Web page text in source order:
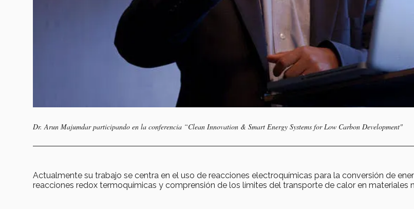
Dr. Arun Majumdar participando en la conferencia “Clean Innovation & Smart Energy Systems for Low Carbon Development"
Actualmente su trabajo se centra en el uso de reacciones electroquímicas para la conversión de
reacciones redox termoquímicas y comprensión de los límites del transporte de calor en materiales